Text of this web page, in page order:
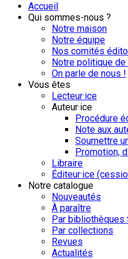
Accueil
Qui sommes-nous ?
Notre maison
Notre équipe
Nos comités
Notre politique
On parle de nous !
Vous êtes
Lecteur·ice
Auteur·ice
Procédure
Note aux
Soumettre
Promotion,
Libraire
Éditeur·ice
Notre catalogue
Nouveautés
À paraître
Par bibliothèques
Par collections
Revues
Actualités